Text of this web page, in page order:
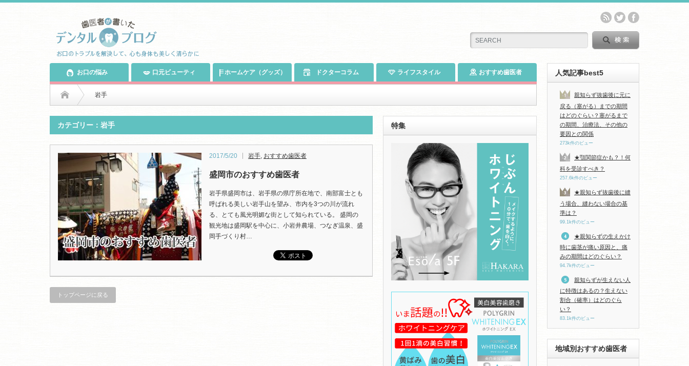
お口の悩み 口元ビューティ ホームケア（グッズ） ドクターコラム ライフスタイル おすすめ歯医者
岩手
カテゴリー：岩手
2017/5/20 岩手, おすすめ歯医者
盛岡市のおすすめ歯医者
岩手県盛岡市は、岩手県の県庁所在地で、南部富士とも
呼ばれる美しい岩手山を望み、市内を3つの川が流れ
る、とても風光明媚な街として知られている。 盛岡の
観光地は盛岡駅を中心に、小岩井農場、つなぎ温泉、盛
岡手づくり村…
トップページに戻る
特集
人気記事best5
親知らず抜歯後に元に
戻る（塞がる）までの期間
はどのぐらい？塞がるまで
の期間、治療法、その他の
要因との関係
273k件のビュー
★顎関節症かも？！何
科を受診すべき？
257.6k件のビュー
★親知らず抜歯後に縫
う場合、縫わない場合の基
準は？
99.1k件のビュー
★親知らずの生えかけ
時に歯茎が痛い原因と、痛
みの期間はどのぐらい？
94.7k件のビュー
親知らずが生えない人
に特徴はあるの？生えない
割合（確率）はどのぐら
い？
83.1k件のビュー
地域別おすすめ歯医者